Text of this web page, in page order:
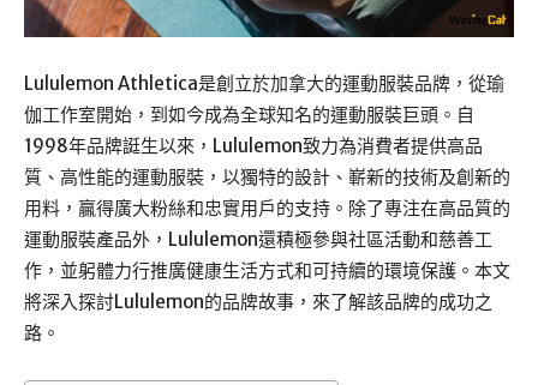
Lululemon Athletica是創立於加拿大的運動服裝品牌，從瑜
伽工作室開始，到如今成為全球知名的運動服裝巨頭。自
1998年品牌誔生以來，Lululemon致力為消費者提供高品
質、高性能的運動服裝，以獨特的設計、嶄新的技術及創新的
用料，贏得廣大粉絲和忠實用戶的支持。除了專注在高品質的
運動服裝產品外，Lululemon還積極參與社區活動和慈善工
作，並躬體力行推廣健康生活方式和可持續的環境保護。本文
將深入探討Lululemon的品牌故事，來了解該品牌的成功之
路。